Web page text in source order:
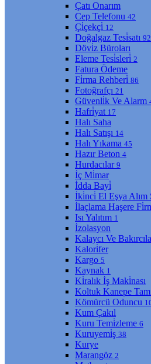
Çatı Onarım
Cep Telefonu 42
Çi̇çekçi̇ 12
Doğalgaz Tesi̇satı 92
Dövi̇z Büroları
Eleme Tesi̇sleri̇ 2
Fatura Ödeme
Fi̇rma Rehberi̇ 86
Fotoğrafçı 21
Güvenli̇k Ve Alarm
Hafri̇yat 17
Halı Saha
Halı Satışı 14
Halı Yıkama 45
Hazır Beton 4
Hurdacılar 9
İç Mi̇mar
İdda Bayi̇
İki̇nci̇ El Eşya Alım
İlaçlama Haşere
Isı Yalıtım 1
İzolasyon
Kalaycı Ve
Kalori̇fer
Kargo 5
Kaynak 1
Ki̇ralık İş Maki̇nası
Koltuk Kanepe
Kömürcü Oduncu
Kum Çakıl
Kuru Temi̇zleme 6
Kuruyemi̇ş 38
Kurye
Marangöz 2